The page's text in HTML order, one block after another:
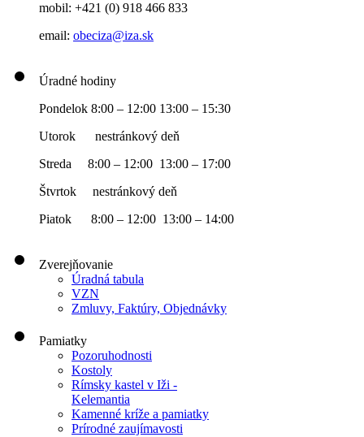
mobil: +421 (0) 918 466 833
email: obeciza@iza.sk
Úradné hodiny
Pondelok 8:00 – 12:00 13:00 – 15:30
Utorok nestránkový deň
Streda 8:00 – 12:00 13:00 – 17:00
Štvrtok nestránkový deň
Piatok 8:00 – 12:00 13:00 – 14:00
Zverejňovanie
Úradná tabula
VZN
Zmluvy, Faktúry, Objednávky
Pamiatky
Pozoruhodnosti
Kostoly
Rímsky kastel v Iži -
Kelemantia
Kamenné kríže a pamiatky
Prírodné zaujímavosti